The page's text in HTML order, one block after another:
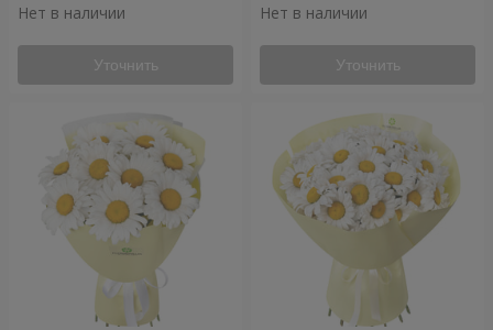
Нет в наличии
Уточнить
Нет в наличии
Уточнить